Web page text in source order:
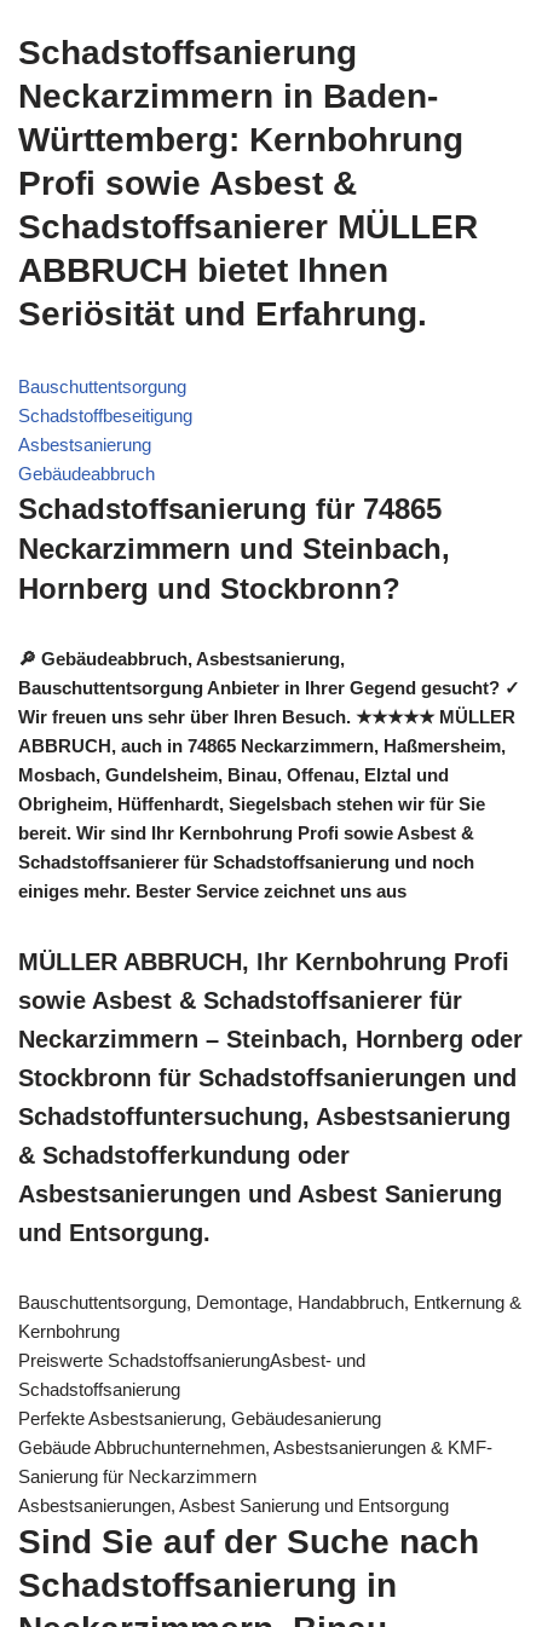
Schadstoffsanierung
Neckarzimmern in Baden-
Württemberg: Kernbohrung
Profi sowie Asbest &
Schadstoffsanierer MÜLLER
ABBRUCH bietet Ihnen
Seriösität und Erfahrung.
Bauschuttentsorgung
Schadstoffbeseitigung
Asbestsanierung
Gebäudeabbruch
Schadstoffsanierung für 74865
Neckarzimmern und Steinbach,
Hornberg und Stockbronn?
🔎 Gebäudeabbruch, Asbestsanierung,
Bauschuttentsorgung Anbieter in Ihrer Gegend gesucht? ✓
Wir freuen uns sehr über Ihren Besuch. ★★★★★ MÜLLER
ABBRUCH, auch in 74865 Neckarzimmern, Haßmersheim,
Mosbach, Gundelsheim, Binau, Offenau, Elztal und
Obrigheim, Hüffenhardt, Siegelsbach stehen wir für Sie
bereit. Wir sind Ihr Kernbohrung Profi sowie Asbest &
Schadstoffsanierer für Schadstoffsanierung und noch
einiges mehr. Bester Service zeichnet uns aus
MÜLLER ABBRUCH, Ihr Kernbohrung Profi
sowie Asbest & Schadstoffsanierer für
Neckarzimmern – Steinbach, Hornberg oder
Stockbronn für Schadstoffsanierungen und
Schadstoffuntersuchung, Asbestsanierung
& Schadstofferkundung oder
Asbestsanierungen und Asbest Sanierung
und Entsorgung.
Bauschuttentsorgung, Demontage, Handabbruch, Entkernung &
Kernbohrung
Preiswerte SchadstoffsanierungAsbest- und
Schadstoffsanierung
Perfekte Asbestsanierung, Gebäudesanierung
Gebäude Abbruchunternehmen, Asbestsanierungen & KMF-
Sanierung für Neckarzimmern
Asbestsanierungen, Asbest Sanierung und Entsorgung
Sind Sie auf der Suche nach
Schadstoffsanierung in